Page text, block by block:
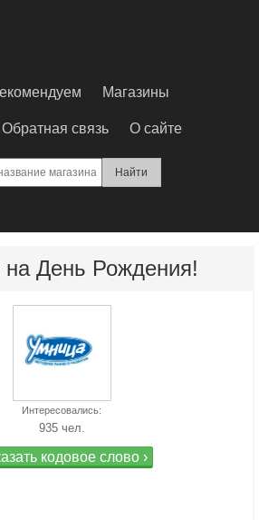
Магазины
Обратная связь О сайте
на День Рождения!
Интересовались:
935 чел.
кодовое слово ›